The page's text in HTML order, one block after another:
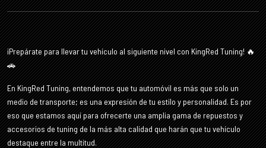
¡Prepárate para llevar tu vehículo al siguiente nivel con KingRed Tuning! 🔥
🚗
En KingRed Tuning, entendemos que tu automóvil es más que solo un
medio de transporte; es una expresión de tu estilo y personalidad. Es por
eso que estamos aquí para ofrecerte una amplia gama de repuestos y
accesorios de tuning de la más alta calidad que harán que tu vehículo
destaque entre la multitud.